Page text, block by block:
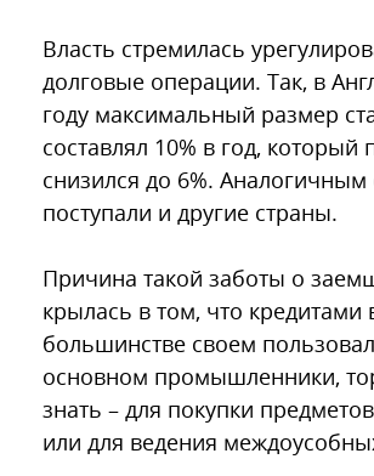
Власть стремилась
долговые операции. Так, в
году максимальный размер
составлял 10% в год, который
снизился до 6%.
поступали и другие страны.
Причина такой заботы о
крылась в том, что кредитами
большинстве своем
основном промышленники,
знать – для покупки
или для ведения